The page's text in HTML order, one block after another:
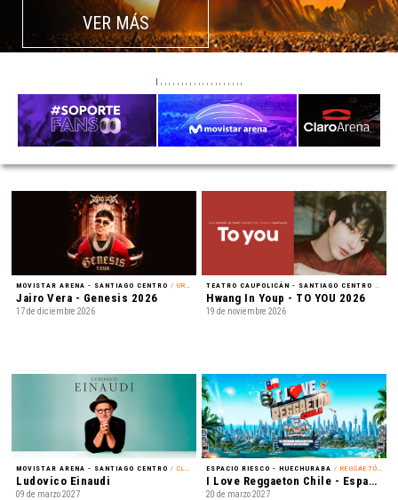
VER MÁS
MOVISTAR ARENA - SANTIAGO CENTRO / URBANO
Jairo Vera - Genesis 2026
17 de diciembre 2026
TEATRO CAUPOLICÁN - SANTIAGO CENTRO
Hwang In Youp - TO YOU 2026
19 de noviembre 2026
MOVISTAR ARENA - SANTIAGO CENTRO / CLÁSICA
Ludovico Einaudi
09 de marzo 2027
ESPACIO RIESCO - HUECHURABA / REGGAETÓN
I Love Reggaeton Chile - Espacio Riesco 2027
20 de marzo 2027